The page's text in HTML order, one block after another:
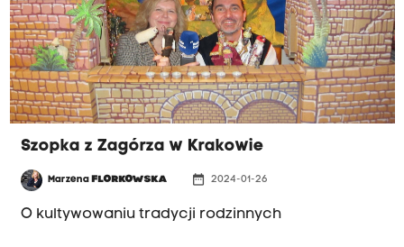
Szopka z Zagórza w Krakowie
Marzena FLORKOWSKA date_range 2024-01-26
O kultywowaniu tradycji rodzinnych